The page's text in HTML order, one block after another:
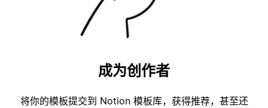
成为创作者
将你的模板提交到 Notion 模板库，获得推荐，甚至还